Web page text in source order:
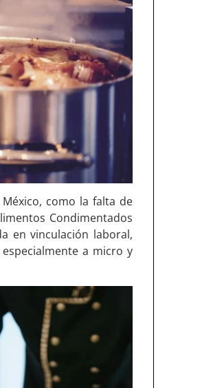
como la falta de
Condimentados
en vinculación laboral,
a micro y